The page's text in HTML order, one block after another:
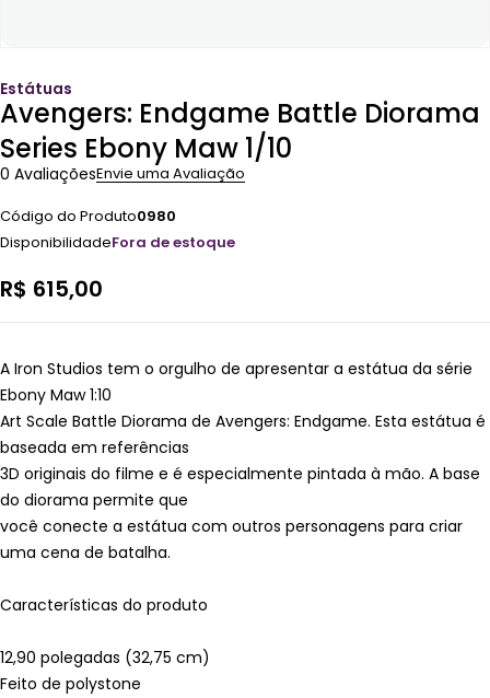
Estátuas
Avengers: Endgame Battle Diorama
Series Ebony Maw 1/10
0 AvaliaçõesEnvie uma Avaliação
Código do Produto0980
DisponibilidadeFora de estoque
R$ 615,00
A Iron Studios tem o orgulho de apresentar a estátua da série
Ebony Maw 1:10
Art Scale Battle Diorama de Avengers: Endgame. Esta estátua é
baseada em referências
3D originais do filme e é especialmente pintada à mão. A base
do diorama permite que
você conecte a estátua com outros personagens para criar
uma cena de batalha.
Características do produto
12,90 polegadas (32,75 cm)
Feito de polystone